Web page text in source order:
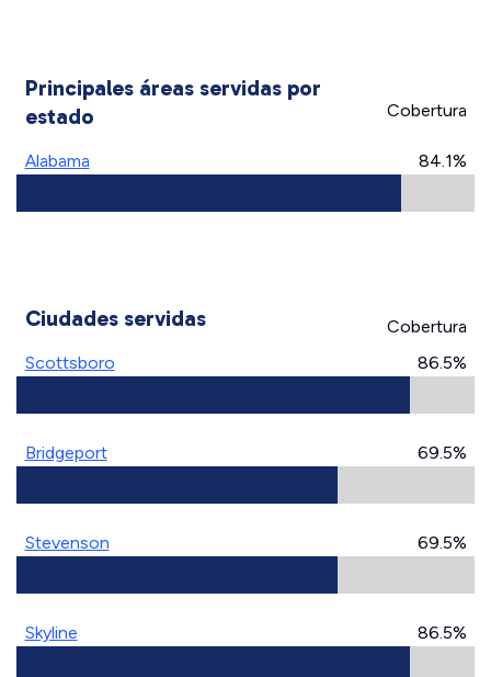
Principales áreas servidas por
estado
Cobertura
Alabama 84.1%
Ciudades servidas
Cobertura
Scottsboro
86.5%
Bridgeport 69.5%
Stevenson 69.5%
Skyline 86.5%